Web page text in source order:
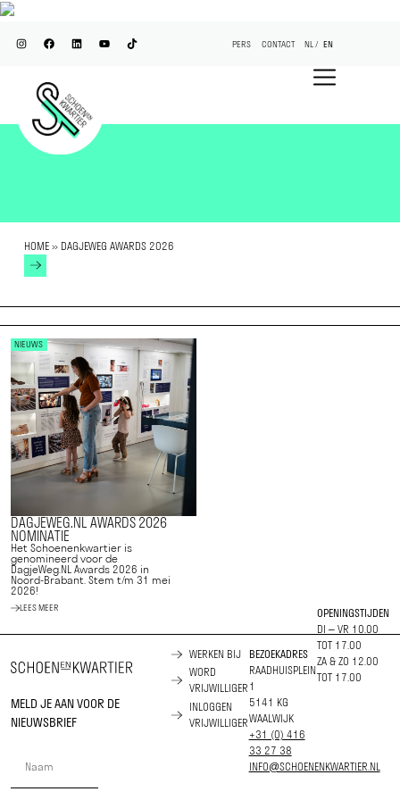
PERS CONTACT NL EN
HOME» DAGJEWEG AWARDS 2026
NIEUWS
DAGJEWEG.NL AWARDS 2026
NOMINATIE
Het Schoenenkwartier is
genomineerd voor de
DagjeWeg.NL Awards 2026 in
Noord-Brabant. Stem t/m 31 mei
2026!
LEES MEER
MELD JE AAN VOOR DE
NIEUWSBRIEF
WERKEN BIJ
WORD
VRIJWILLIGER
INLOGGEN
VRIJWILLIGER
BEZOEKADRES
RAADHUISPLEIN
1
5141 KG
WAALWIJK
+31 (0) 416
33 27 38
INFO@SCHOENENKWARTIER.NL
OPENINGSTIJDEN
DI – VR 10.00
TOT 17.00
ZA & ZO 12.00
TOT 17.00